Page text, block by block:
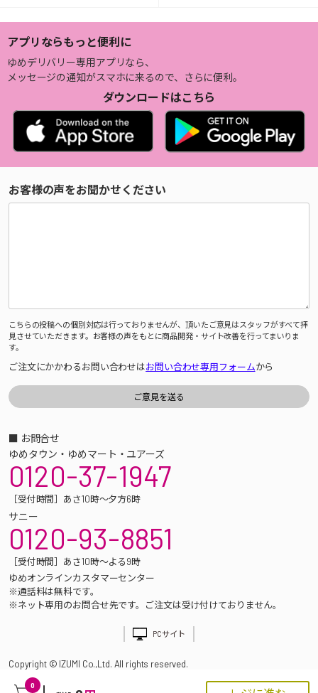
0
アプリならもっと便利に
ゆめデリバリー専用アプリなら、
メッセージの通知がスマホに来るので、さらに便利。
ダウンロードはこちら
お客様の声をお聞かせください
こちらの投稿への個別対応は行っておりませんが、頂いたご意見はスタッフがすべて拝
見させていただきます。お客様の声をもとに商品開発・サイト改善を行ってまいりま
す。
ご注文にかかわるお問い合わせはお問い合わせ専用フォームから
■ お問合せ
ゆめタウン・ゆめマート・ユアーズ
0120-37-1947
［受付時間］あさ10時～夕方6時
サニー
0120-93-8851
［受付時間］あさ10時～よる9時
ゆめオンラインカスタマーセンター
※通話料は無料です。
※ネット専用のお問合せ先です。ご注文は受け付けておりません。
PCサイト
Copyright © IZUMI Co.,Ltd. All rights reserved.